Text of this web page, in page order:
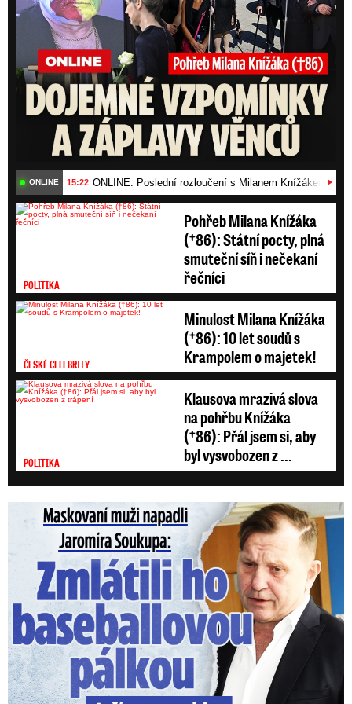
ONLINE 15:22 ONLINE: Poslední rozloučení s Milanem Knížákem
POLITIKA
Pohřeb Milana Knížáka
(†86): Státní pocty, plná
smuteční síň i nečekaní
řečníci
ČESKÉ CELEBRITY
Minulost Milana Knížáka
(†86): 10 let soudů s
Krampolem o majetek!
POLITIKA
Klausova mrazivá slova
na pohřbu Knížáka
(†86): Přál jsem si, aby
byl vysvobozen z ...
Maskovaní muži napadli Jaromíra Soukupa: Krvavá nakládačka